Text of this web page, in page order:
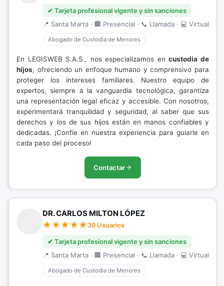
✔ Tarjeta profesional vigente y sin sanciones
📍 Santa Marta · 🏢 Presencial · 📞 Llamada · 💻 Virtual
Abogado de Custodia de Menores
En LEGISWEB S.A.S., nos especializamos encustodia de
hijos, ofreciendo un enfoque humano y comprensivo para
proteger los intereses familiares. Nuestro equipo de
expertos, siempre a la vanguardia tecnológica, garantiza
una representación legal eficaz y accesible. Con nosotros,
experimentará tranquilidad y seguridad, al saber que sus
derechos y los de sus hijos están en manos confiables y
dedicadas. ¡Confíe en nuestra experiencia para guiarle en
cada paso del proceso!
Contactar
DR. CARLOS MILTON LÓPEZ
39 Usuarios
✔ Tarjeta profesional vigente y sin sanciones
📍 Santa Marta · 🏢 Presencial · 📞 Llamada · 💻 Virtual
Abogado de Custodia de Menores